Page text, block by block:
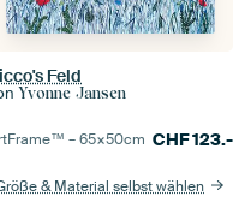
Feld
Yvonne Jansen
–65×50cm CHF123.-
& Material selbst wählen